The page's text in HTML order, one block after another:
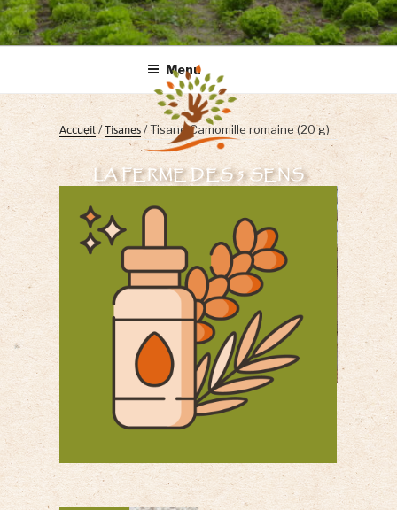
LA FERME DES 5 SENS
Menu
Accueil /Tisanes/ Tisane Camomille romaine (20 g)